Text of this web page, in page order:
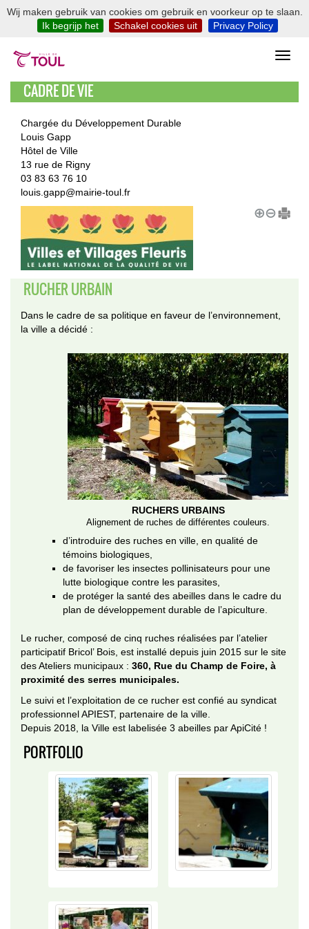
Wij maken gebruik van cookies om gebruik en voorkeur op te slaan.
Ik begrijp het
Schakel cookies uit Privacy Policy
CADRE DE VIE
Chargée du Développement Durable
Louis Gapp
Hôtel de Ville
13 rue de Rigny
03 83 63 76 10
louis.gapp@mairie-toul.fr
RUCHER URBAIN
Dans le cadre de sa politique en faveur de l’environnement,
la ville a décidé :
RUCHERS URBAINS
Alignement de ruches de différentes couleurs.
d’introduire des ruches en ville, en qualité de
témoins biologiques,
de favoriser les insectes pollinisateurs pour une
lutte biologique contre les parasites,
de protéger la santé des abeilles dans le cadre du
plan de développement durable de l’apiculture.
Le rucher, composé de cinq ruches réalisées par l’atelier
participatif Bricol’ Bois, est installé depuis juin 2015 sur le site
des Ateliers municipaux : 360, Rue du Champ de Foire, à
proximité des serres municipales.
Le suivi et l’exploitation de ce rucher est confié au syndicat
professionnel APIEST, partenaire de la ville.
Depuis 2018, la Ville est labelisée 3 abeilles par ApiCité !
PORTFOLIO